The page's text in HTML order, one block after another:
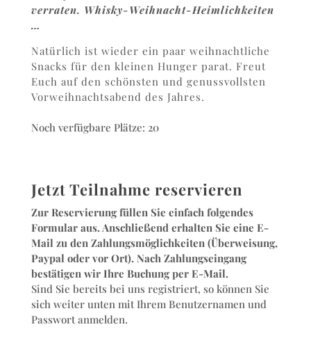
verraten. Whisky-Weihnacht-Heimlichkeiten
…
Natürlich ist wieder ein paar weihnachtliche
Snacks für den kleinen Hunger parat. Freut
Euch auf den schönsten und genussvollsten
Vorweihnachtsabend des Jahres.
Noch verfügbare Plätze: 20
Jetzt Teilnahme reservieren
Zur Reservierung füllen Sie einfach folgendes
Formular aus. Anschließend erhalten Sie eine E-
Mail zu den Zahlungsmöglichkeiten (Überweisung,
Paypal oder vor Ort). Nach Zahlungseingang
bestätigen wir Ihre Buchung per E-Mail.
Sind Sie bereits bei uns registriert, so können Sie
sich weiter unten mit Ihrem Benutzernamen und
Passwort anmelden.